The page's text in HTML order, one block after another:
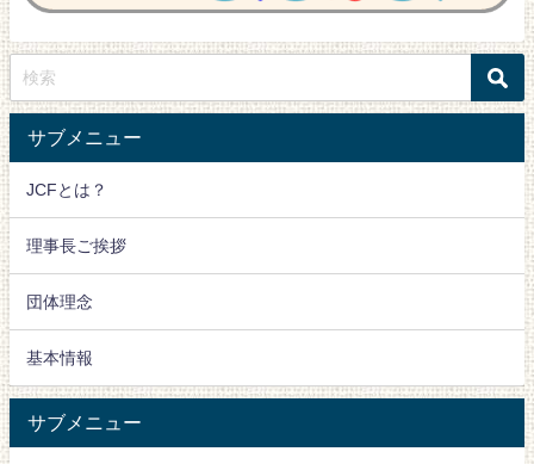
サブメニュー
JCFとは？
理事長ご挨拶
団体理念
基本情報
サブメニュー